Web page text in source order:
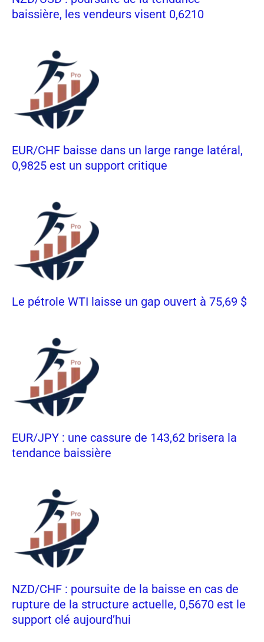
baissière, les vendeurs visent 0,6210
EUR/CHF baisse dans un large range latéral,
0,9825 est un support critique
Le pétrole WTI laisse un gap ouvert à 75,69 $
EUR/JPY : une cassure de 143,62 brisera la
tendance baissière
NZD/CHF : poursuite de la baisse en cas de
rupture de la structure actuelle, 0,5670 est le
support clé aujourd’hui